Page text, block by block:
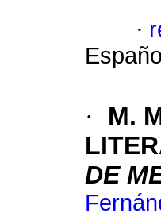
·
· M.
DE